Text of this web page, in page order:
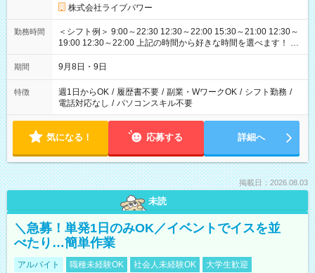
株式会社ライブパワー
勤務時間
＜シフト例＞ 9:00～22:30 12:30～22:00 15:30～21:00 12:30～
19:00 12:30～22:00 上記の時間から好きな時間を選べます！ ※
時間は変更となる可能性があります
期間 9月8日・9日
特徴 週1日からOK / 履歴書不要 / 副業・WワークOK / シフト勤務 /
電話対応なし / パソコンスキル不要
気になる！ 応募する 詳細へ
掲載日：2026.08.03
未読
＼急募！単発1日のみOK／イベントでイスを並
べたり…簡単作業
アルバイト 職種未経験OK 社会人未経験OK 大学生歓迎